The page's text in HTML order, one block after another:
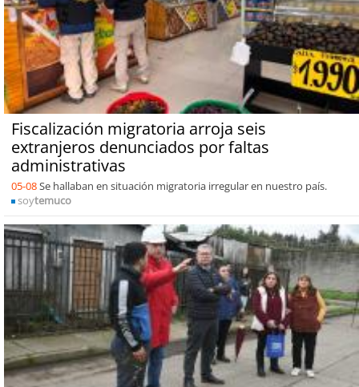
Fiscalización migratoria arroja seis
extranjeros denunciados por faltas
administrativas
05-08Se hallaban en situación migratoria irregular en nuestro país.
soytemuco